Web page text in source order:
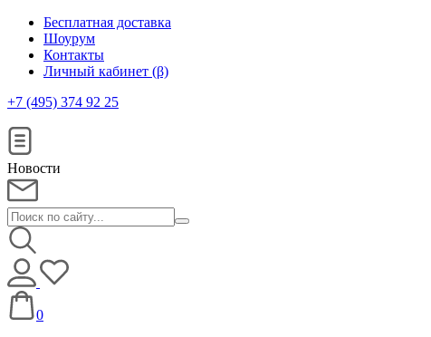
Бесплатная доставка
Шоурум
Контакты
Личный кабинет (β)
+7 (495) 374 92 25
Новости
0